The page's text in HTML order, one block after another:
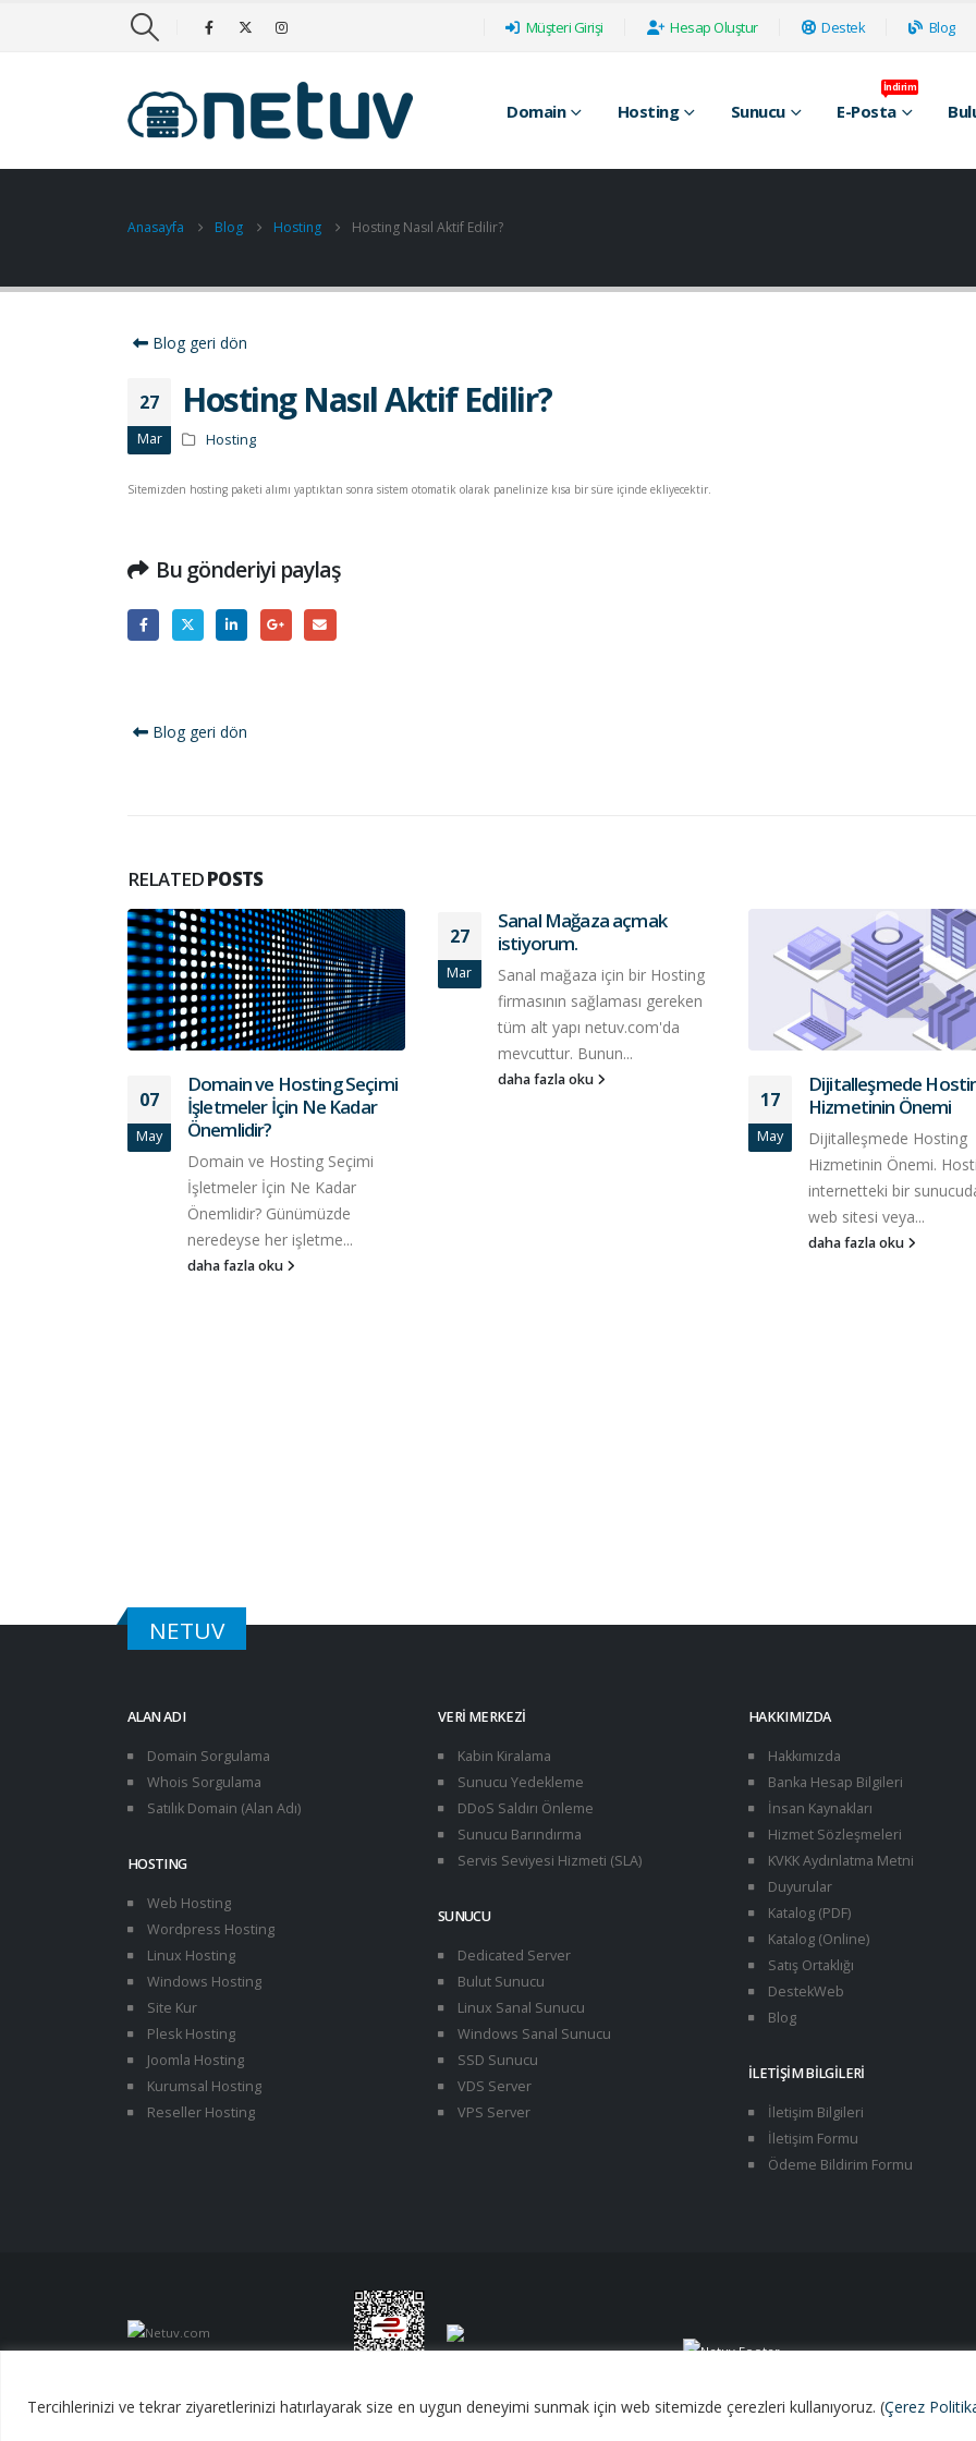
Tercihlerinizi ve tekrar ziyaretlerinizi hatırlayarak size en uygun deneyimi sunmak için web sitemizde çerezleri kullanıyoruz. (Çerez
Müşteri Girişi Hesap Oluştur Destek Blog
Domain Hosting Sunucu E-Posta
İndirim
Anasayfa Blog Hosting Hosting Nasıl Aktif Edilir?
Blog geri dön
27
Mar
Hosting Nasıl Aktif Edilir?
Hosting
Sitemizden hosting paketi alımı yaptıktan sonra sistem otomatik olarak panelinize kısa bir süre içinde ekliyecektir.
Bu gönderiyi paylaş
Blog geri dön
RELATEDPOSTS
07
May
Domain ve Hosting Seçimi
İşletmeler İçin Ne Kadar
Önemlidir?
Domain ve Hosting Seçimi
İşletmeler İçin Ne Kadar
Önemlidir? Günümüzde
neredeyse her işletme...
daha fazla oku
27
Mar
Sanal Mağaza açmak
istiyorum.
Sanal mağaza için bir Hosting
firmasının sağlaması gereken
tüm alt yapı netuv.com'da
mevcuttur. Bunun...
daha fazla oku
17
May
Dijitalleşmede
Hizmetinin Önemi
Dijitalleşmede Hosting
Hizmetinin Önemi.
internetteki bir
web sitesi veya...
daha fazla oku
NETUV
ALAN ADI
Domain Sorgulama
Whois Sorgulama
Satılık Domain (Alan Adı)
HOSTING
Web Hosting
Wordpress Hosting
Linux Hosting
Windows Hosting
Site Kur
Plesk Hosting
Joomla Hosting
Kurumsal Hosting
Reseller Hosting
VERI MERKEZI
Kabin Kiralama
Sunucu Yedekleme
DDoS Saldırı Önleme
Sunucu Barındırma
Servis Seviyesi Hizmeti (SLA)
SUNUCU
Dedicated Server
Bulut Sunucu
Linux Sanal Sunucu
Windows Sanal Sunucu
SSD Sunucu
VDS Server
VPS Server
HAKKIMIZDA
Hakkımızda
Banka Hesap Bilgileri
İnsan Kaynakları
Hizmet Sözleşmeleri
KVKK Aydınlatma Metni
Duyurular
Katalog (PDF)
Katalog (Online)
Satış Ortaklığı
DestekWeb
Blog
İLETIŞIM BILGILERI
İletişim Bilgileri
İletişim Formu
Ödeme Bildirim Formu